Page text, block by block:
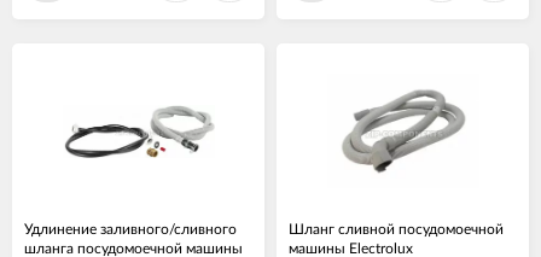
Удлинение заливного/сливного
шланга посудомоечной машины
Шланг сливной посудомоечной
машины Electrolux